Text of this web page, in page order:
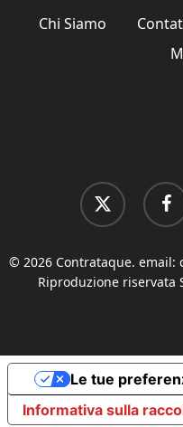
Chi Siamo
x-
twitter
© 2026 Contrataque. email:
Riproduzione riservata
Informativa sulla
Le tue